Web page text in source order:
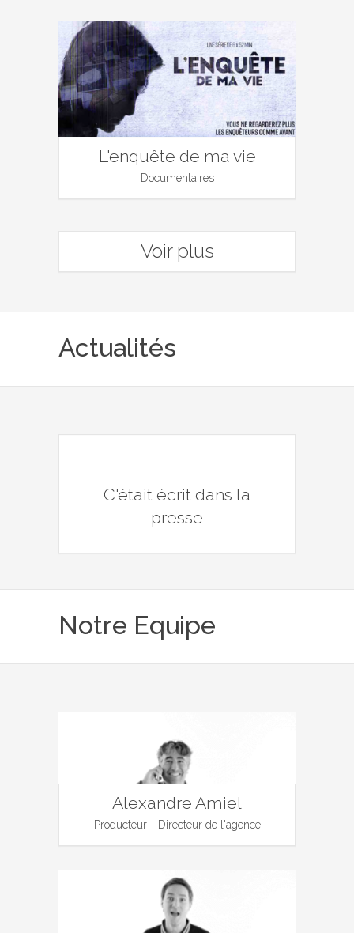
L'enquête de ma vie
Documentaires
Voir plus
Actualités
C'était écrit dans la
presse
Notre Equipe
Alexandre Amiel
Producteur - Directeur de l'agence